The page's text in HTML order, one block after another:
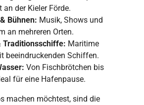
der Kieler Förde.
Bühnen: Musik, Shows und
an mehreren Orten.
Traditionsschiffe: Maritime
beeindruckenden Schiffen.
Von Fischbrötchen bis
für eine Hafenpause.
machen möchtest, sind die